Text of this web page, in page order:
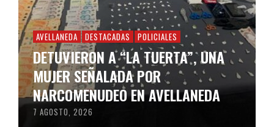
AVELLANEDA DESTACADAS POLICIALES
DETUVIERON A “LA TUERTA”, UNA
MUJER SEÑALADA POR
NARCOMENUDEO EN AVELLANEDA
7 AGOSTO, 2026